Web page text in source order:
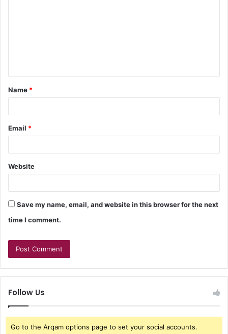
Name *
Email *
Website
Save my name, email, and website in this browser for the next
time I comment.
Follow Us
Go to the Arqam options page to set your social accounts.